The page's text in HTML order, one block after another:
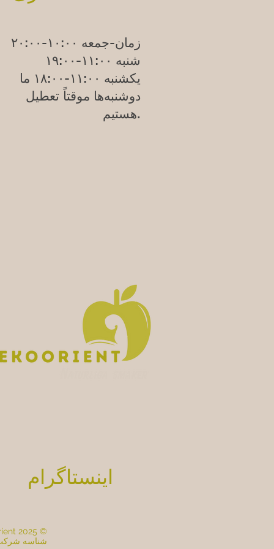
زمان-جمعه ۱۰:۰۰-۲۰:۰۰
شنبه ۱۱:۰۰-۱۹:۰۰
یکشنبه ۱۱:۰۰-۱۸:۰۰
ما
دوشنبه‌ها موقتاً تعطیل
هستیم.
اینستاگرام
© 2025 EkoOrient. تمامی حقوق محفوظ است.
شناسه شرکت: 559518-